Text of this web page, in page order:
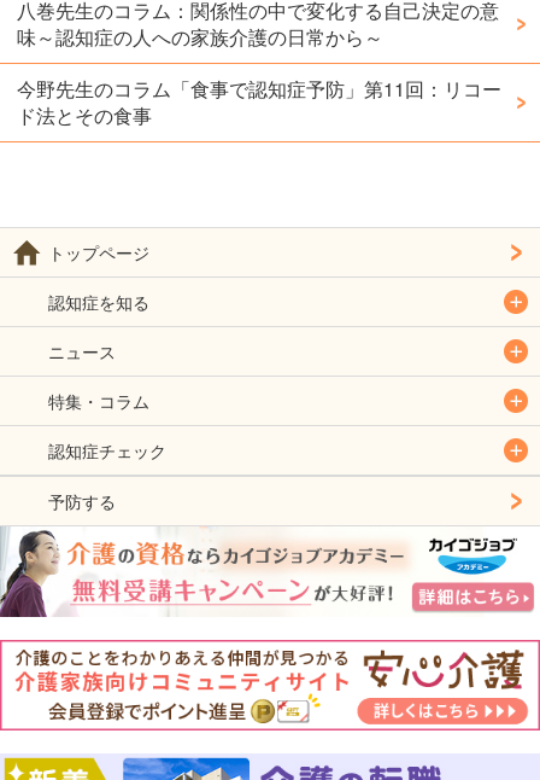
八巻先生のコラム：関係性の中で変化する自己決定の意
味～認知症の人への家族介護の日常から～
今野先生のコラム「食事で認知症予防」第11回：リコー
ド法とその食事
トップページ
認知症を知る
ニュース
特集・コラム
認知症チェック
予防する